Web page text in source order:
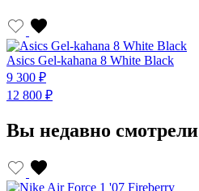
Asics Gel-kahana 8 White Black
9 300 ₽
12 800 ₽
Вы недавно смотрели